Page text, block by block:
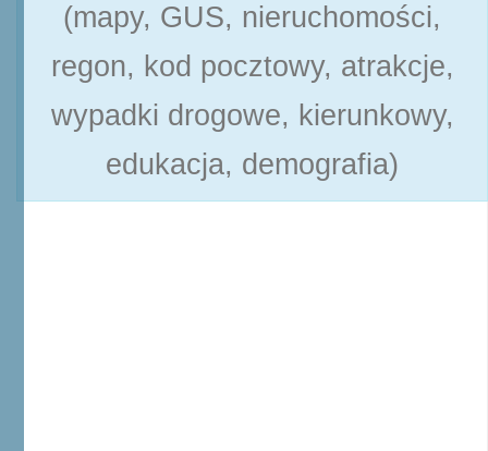
(mapy, GUS, nieruchomości,
regon, kod pocztowy, atrakcje,
wypadki drogowe, kierunkowy,
edukacja, demografia)